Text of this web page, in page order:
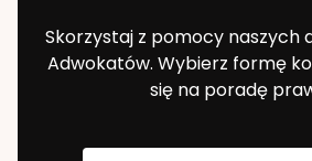
Skorzystaj z pomocy naszych
Adwokatów. Wybierz formę
się na poradę